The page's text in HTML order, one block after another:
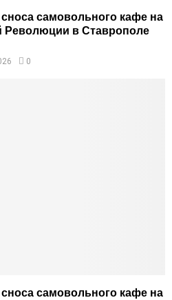
самовольного кафе на
Революции в Ставрополе
0
самовольного кафе на